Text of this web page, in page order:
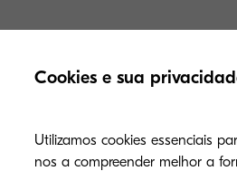
Cookies e sua
Utilizamos cookies essenciais
nos a compreender melhor a